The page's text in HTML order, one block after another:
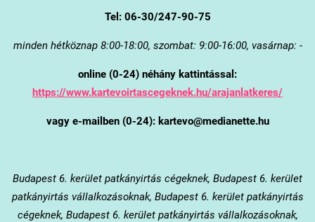
Tel: 06-30/247-90-75
minden hétköznap 8:00-18:00, szombat: 9:00-16:00, vasárnap: -
online (0-24) néhány kattintással:
https://www.kartevoirtascegeknek.hu/arajanlatkeres/
vagy e-mailben (0-24): kartevo@medianette.hu
Budapest 6. kerület patkányirtás cégeknek, Budapest 6. kerület
patkányirtás vállalkozásoknak, Budapest 6. kerület patkányirtás
cégeknek, Budapest 6. kerület patkányirtás vállalkozásoknak,